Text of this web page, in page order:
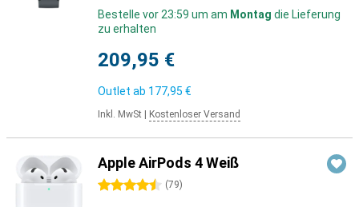
Bestelle vor 23:59 um am Montag die Lieferung
zu erhalten
209,95 €
Outlet ab 177,95 €
Inkl. MwSt Kostenloser Versand
Apple AirPods 4 Weiß
4.5 Sterne (79)